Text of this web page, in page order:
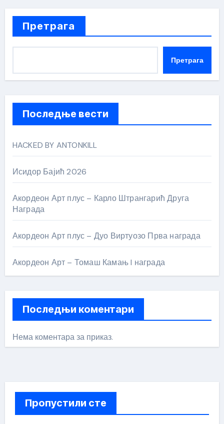
Претрага
Претрага
Последње вести
HACKED BY ANTONKILL
Исидор Бајић 2026
Акордеон Арт плус – Карло Штрангарић Друга
Награда
Акордеон Арт плус – Дуо Виртуозо Прва награда
Акордеон Арт – Томаш Камањ I награда
Последњи коментари
Нема коментара за приказ.
Пропустили сте